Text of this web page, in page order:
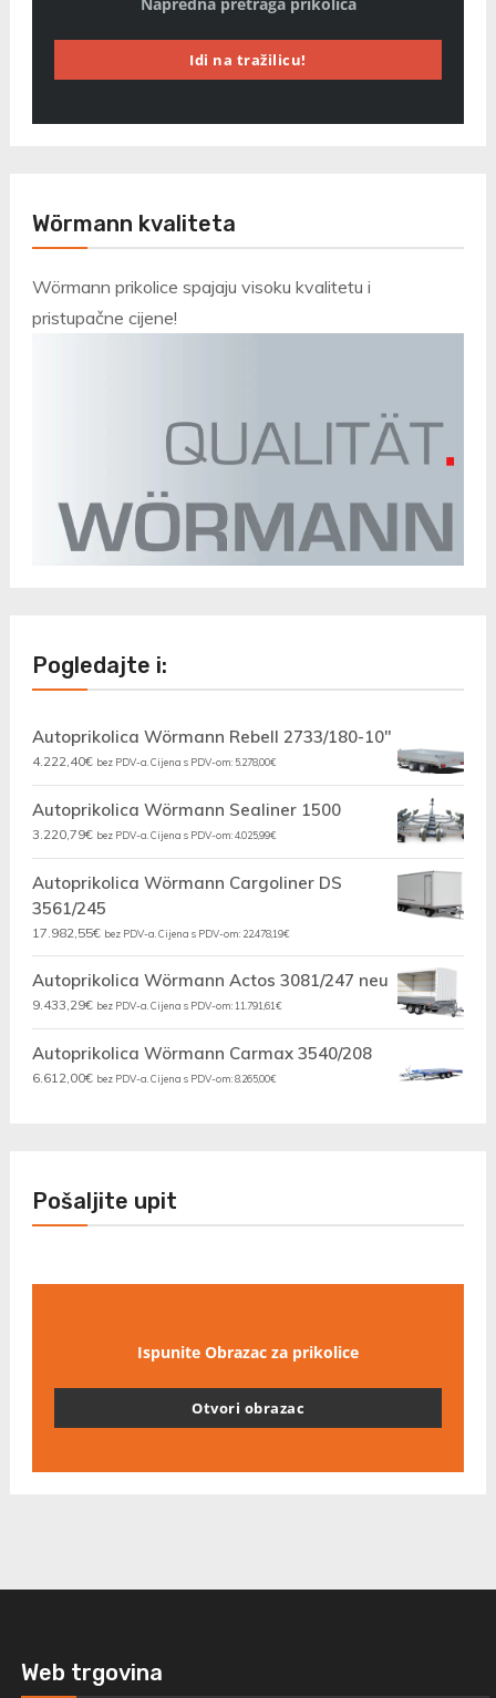
Idi na tražilicu!
Wörmann kvaliteta
Wörmann prikolice spajaju visoku kvalitetu i
pristupačne cijene!
Pogledajte i:
Autoprikolica Wörmann Rebell 2733/180-10"
4.222,40€ bez PDV-a. Cijena s PDV-om: 5.278,00€
Autoprikolica Wörmann Sealiner 1500
3.220,79€ bez PDV-a. Cijena s PDV-om:4.025,99€
Autoprikolica Wörmann Cargoliner DS
3561/245
17.982,55€ bez PDV-a. Cijena s PDV-om: 22.478,19€
Autoprikolica Wörmann Actos 3081/247 neu
9.433,29€ bez PDV-a. Cijena s PDV-om: 11.791,61€
Autoprikolica Wörmann Carmax 3540/208
6.612,00€ bez PDV-a. Cijena s PDV-om:8.265,00€
Pošaljite upit
Ispunite Obrazac za prikolice
Otvori obrazac
Web trgovina